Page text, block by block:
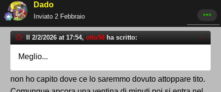
Dado
Inviato 2 Febbraio
Il 2/2/2026 at 17:54, otto58 ha scritto:
Meglio...
non ho capito dove ce lo saremmo dovuto attoppare tito.